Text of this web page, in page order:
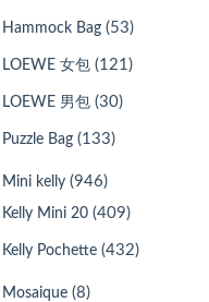
Hammock Bag (53)
LOEWE 女包 (121)
LOEWE 男包 (30)
Puzzle Bag (133)
Mini kelly (946)
Kelly Mini 20 (409)
Kelly Pochette (432)
Mosaique (8)